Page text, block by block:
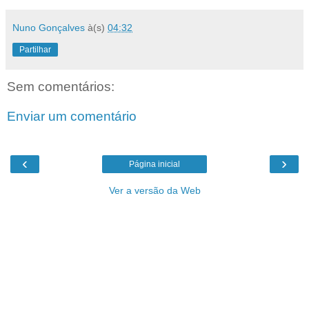
Nuno Gonçalves à(s) 04:32
Partilhar
Sem comentários:
Enviar um comentário
‹ ›
Página inicial
Ver a versão da Web